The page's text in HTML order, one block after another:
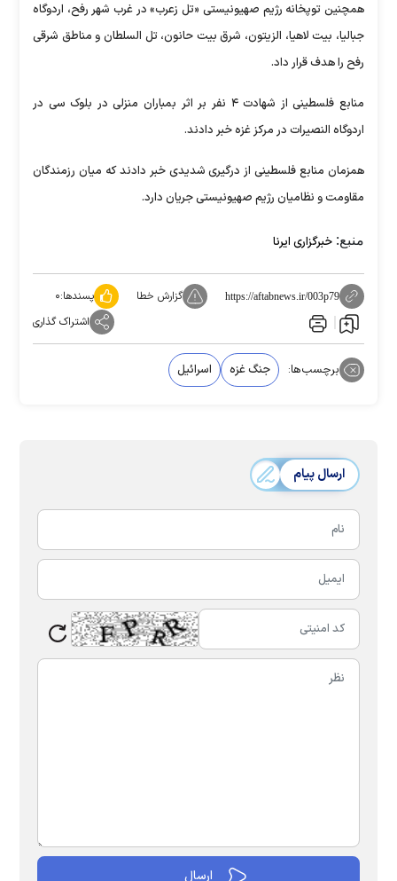
همچنین توپخانه رژیم صهیونیستی «تل زعرب» در غرب شهر رفح، اردوگاه
جبالیا، بیت لاهیا، الزیتون، شرق بیت حانون، تل السلطان و مناطق شرقی
رفح را هدف قرار داد.
منابع فلسطینی از شهادت ۴ نفر بر اثر بمباران منزلی در بلوک سی در
اردوگاه النصیرات در مرکز غزه خبر دادند.
همزمان منابع فلسطینی از درگیری شدیدی خبر دادند که میان رزمندگان
مقاومت و نظامیان رژیم صهیونیستی جریان دارد.
منبع: خبرگزاری ایرنا
https://aftabnews.ir/003p79 گزارش خطا پسندها:۰
اشتراک گذاری
برچسب‌ها: جنگ غزه اسرائیل
ارسال پیام